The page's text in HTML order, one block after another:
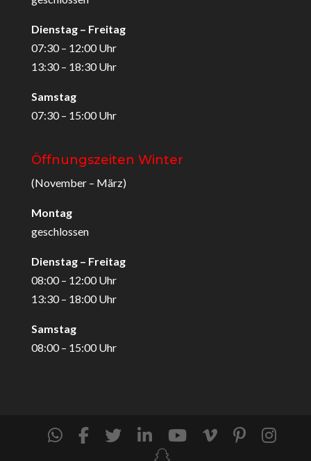
Dienstag – Freitag
07:30 – 12:00 Uhr
13:30 – 18:30 Uhr
Samstag
07:30 – 15:00 Uhr
Öffnungszeiten Winter
(November – März)
Montag
geschlossen
Dienstag – Freitag
08:00 – 12:00 Uhr
13:30 – 18:00 Uhr
Samstag
08:00 – 15:00 Uhr